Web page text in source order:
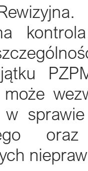
może
w